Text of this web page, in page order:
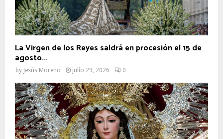
La Virgen de los Reyes saldrá en procesión el 15 de
agosto...
by Jesús Moreno julio 29, 2026 0